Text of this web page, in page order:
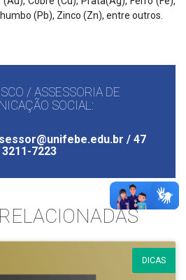
(Pb), Zinco (Zn), entre outros.
/ ASSESSORIA DE
SOCIAL:
/ 47
3211-7223
DICAS